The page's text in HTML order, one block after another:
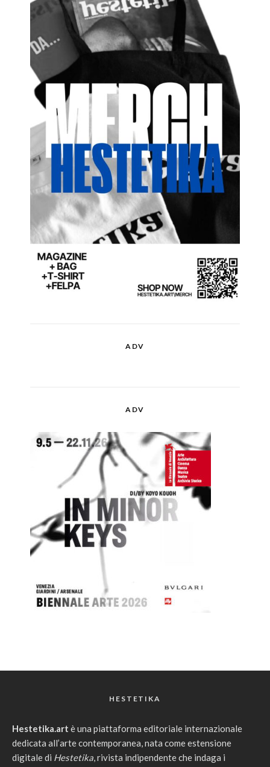
ADV
ADV
HESTETIKA
Hestetika.art è una piattaforma editoriale internazionale
dedicata all’arte contemporanea, nata come estensione
digitale di Hestetika, rivista indipendente che indaga i